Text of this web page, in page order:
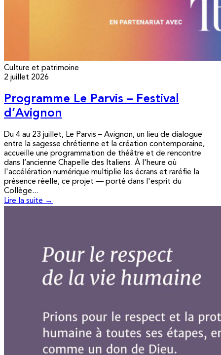
Culture et patrimoine
2 juillet 2026
Programme Le Parvis – Festival
d’Avignon
Du 4 au 23 juillet, Le Parvis – Avignon, un lieu de dialogue
entre la sagesse chrétienne et la création contemporaine,
accueille une programmation de théâtre et de rencontre
dans l’ancienne Chapelle des Italiens. À l'heure où
l'accélération numérique multiplie les écrans et raréfie la
présence réelle, ce projet — porté dans l'esprit du
Collège...
Lire la suite →